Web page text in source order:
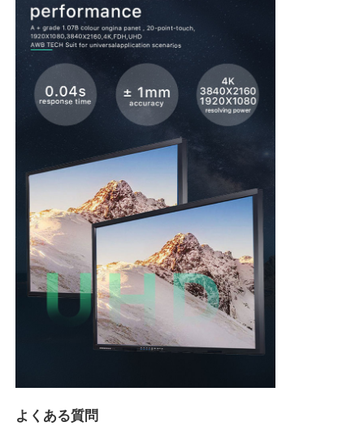
横のタッチ画面のキオスク
IRの相互whiteboard
理性的な黒板
会議の相互フラット パネル
よくある質問